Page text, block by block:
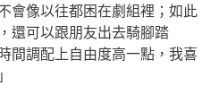
會像以往都困在劇組裡；如此
還可以跟朋友出去騎腳踏
調配上自由度高一點，我喜